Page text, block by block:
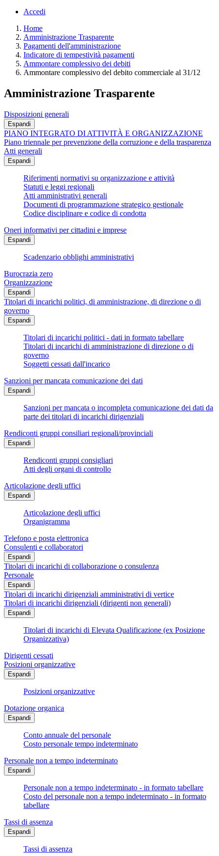
Accedi
Home
Amministrazione Trasparente
Pagamenti dell'amministrazione
Indicatore di tempestività pagamenti
Ammontare complessivo dei debiti
Ammontare complessivo del debito commerciale al 31/12
Amministrazione Trasparente
Disposizioni generali
Espandi
PIANO INTEGRATO DI ATTIVITÀ E ORGANIZZAZIONE
Piano triennale per prevenzione della corruzione e della trasparenza
Atti generali
Espandi
Riferimenti normativi su organizzazione e attività
Statuti e leggi regionali
Atti amministrativi generali
Documenti di programmazione strategico gestionale
Codice disciplinare e codice di condotta
Oneri informativi per cittadini e imprese
Espandi
Scadenzario obblighi amministrativi
Burocrazia zero
Organizzazione
Espandi
Titolari di incarichi politici, di amministrazione, di direzione o di
governo
Espandi
Titolari di incarichi politici - dati in formato tabellare
Titolari di incarichi di amministrazione di direzione o di
governo
Soggetti cessati dall'incarico
Sanzioni per mancata comunicazione dei dati
Espandi
Sanzioni per mancata o incompleta comunicazione dei dati da
parte dei titolari di incarichi dirigenziali
Rendiconti gruppi consiliari regionali/provinciali
Espandi
Rendiconti gruppi consigliari
Atti degli organi di controllo
Articolazione degli uffici
Espandi
Articolazione degli uffici
Organigramma
Telefono e posta elettronica
Consulenti e collaboratori
Espandi
Titolari di incarichi di collaborazione o consulenza
Personale
Espandi
Titolari di incarichi dirigenziali amministrativi di vertice
Titolari di incarichi dirigenziali (dirigenti non generali)
Espandi
Titolari di incarichi di Elevata Qualificazione (ex Posizione
Organizzativa)
Dirigenti cessati
Posizioni organizzative
Espandi
Posizioni organizzative
Dotazione organica
Espandi
Conto annuale del personale
Costo personale tempo indeterminato
Personale non a tempo indeterminato
Espandi
Personale non a tempo indeterminato - in formato tabellare
Costo del personale non a tempo indeterminato - in formato
tabellare
Tassi di assenza
Espandi
Tassi di assenza